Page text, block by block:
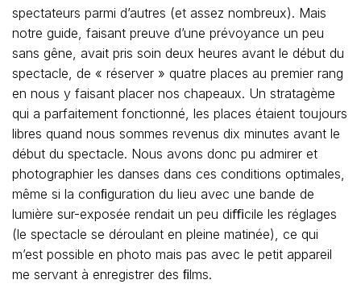
spectateurs parmi d’autres (et assez nombreux). Mais
notre guide, faisant preuve d’une prévoyance un peu
sans gêne, avait pris soin deux heures avant le début du
spectacle, de « réserver » quatre places au premier rang
en nous y faisant placer nos chapeaux. Un stratagème
qui a parfaitement fonctionné, les places étaient toujours
libres quand nous sommes revenus dix minutes avant le
début du spectacle. Nous avons donc pu admirer et
photographier les danses dans ces conditions optimales,
même si la conﬁguration du lieu avec une bande de
lumière sur-exposée rendait un peu diﬃcile les réglages
(le spectacle se déroulant en pleine matinée), ce qui
m’est possible en photo mais pas avec le petit appareil
me servant à enregistrer des ﬁlms.